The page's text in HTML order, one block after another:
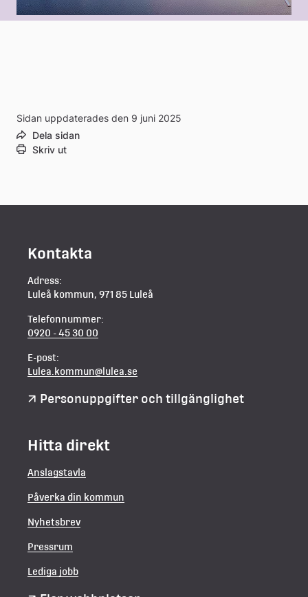
Sidan uppdaterades den 9 juni 2025
Dela sidan
Skriv ut
Kontakta
Adress:
Luleå kommun, 971 85 Luleå
Telefonnummer:
0920 - 45 30 00
E-post:
Lulea.kommun@lulea.se
Personuppgifter och tillgänglighet
Hitta direkt
Anslagstavla
Påverka din kommun
Nyhetsbrev
Pressrum
Lediga jobb